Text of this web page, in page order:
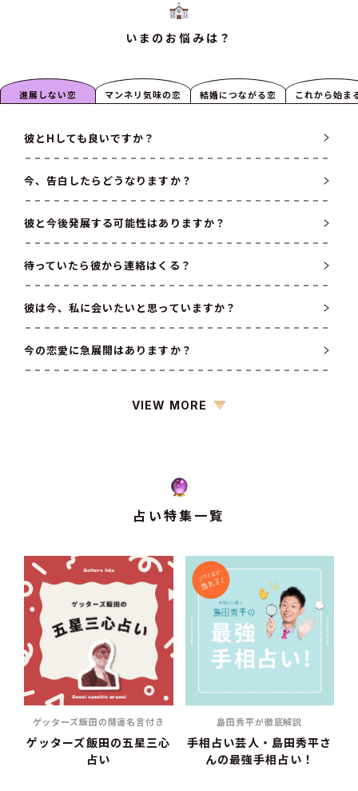
いまのお悩みは？
進展しない恋 マンネリ気味の恋 結婚につながる恋 これから始ま
彼とHしても良いですか？
今、告白したらどうなりますか？
彼と今後発展する可能性はありますか？
待っていたら彼から連絡はくる？
彼は今、私に会いたいと思っていますか？
今の恋愛に急展開はありますか？
VIEW MORE
占い特集一覧
ゲッターズ飯田の開運名言付き
ゲッターズ飯田の五星三心
占い
島田秀平が徹底解説
手相占い芸人・島田秀平さ
んの最強手相占い！